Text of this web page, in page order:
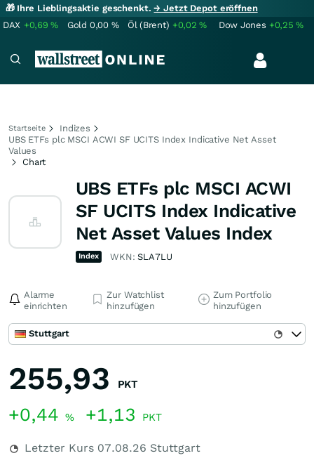
🎁 Ihre Lieblingsaktie geschenkt.→ Jetzt Depot eröffnen
DAX +0,69% Gold 0,00 % Öl (Brent) +0,02% Dow Jones +0,25%
Startseite
Indizes
UBS ETFs plc MSCI ACWI SF UCITS Index Indicative Net Asset
Values
Chart
UBS ETFs plc MSCI ACWI
SF UCITS Index Indicative
Net Asset Values Index
Index WKN:SLA7LU
Alarme
einrichten
Zur Watchlist
hinzufügen
Zum Portfolio
hinzufügen
Stuttgart
255,93 PKT
+0,44 % +1,13 PKT
Letzter Kurs 07.08.26 Stuttgart